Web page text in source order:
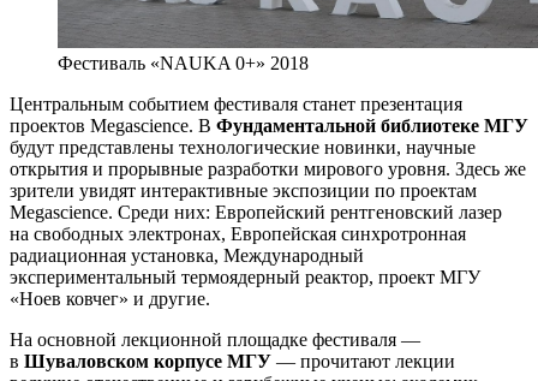
Фестиваль «NAUKA 0+» 2018
Центральным событием фестиваля станет презентация
проектов Megascience. В Фундаментальной библиотеке МГУ
будут представлены технологические новинки, научные
открытия и прорывные разработки мирового уровня. Здесь же
зрители увидят интерактивные экспозиции по проектам
Megascience. Среди них: Европейский рентгеновский лазер
на свободных электронах, Европейская синхротронная
радиационная установка, Международный
экспериментальный термоядерный реактор, проект МГУ
«Ноев ковчег» и другие.
На основной лекционной площадке фестиваля —
в Шуваловском корпусе МГУ — прочитают лекции